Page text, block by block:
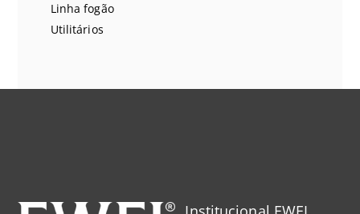
Linha fogão
Utilitários